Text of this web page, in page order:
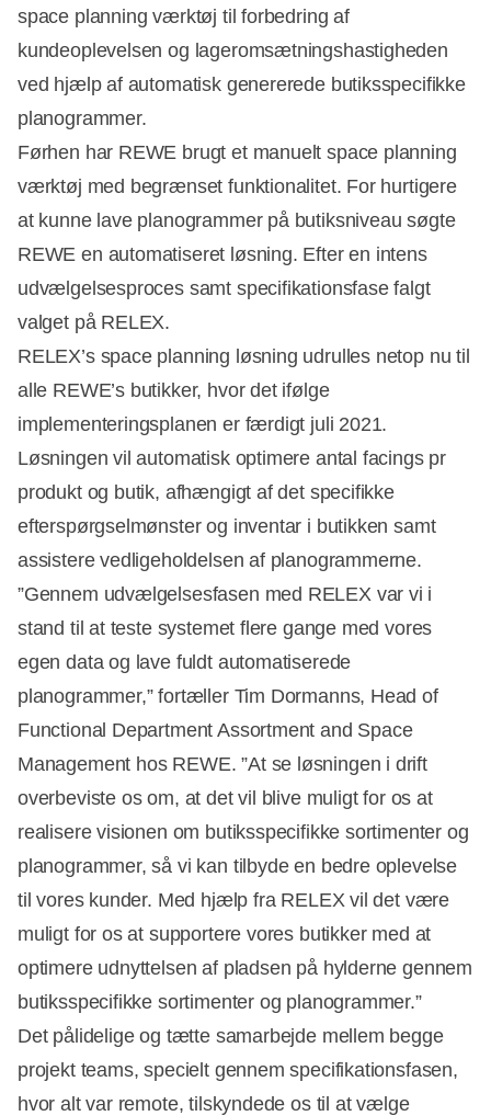
space planning værktøj til forbedring af
kundeoplevelsen og lageromsætningshastigheden
ved hjælp af automatisk genererede butiksspecifikke
planogrammer.
Førhen har REWE brugt et manuelt space planning
værktøj med begrænset funktionalitet. For hurtigere
at kunne lave planogrammer på butiksniveau søgte
REWE en automatiseret løsning. Efter en intens
udvælgelsesproces samt specifikationsfase falgt
valget på RELEX.
RELEX’s space planning løsning udrulles netop nu til
alle REWE’s butikker, hvor det ifølge
implementeringsplanen er færdigt juli 2021.
Løsningen vil automatisk optimere antal facings pr
produkt og butik, afhængigt af det specifikke
efterspørgselmønster og inventar i butikken samt
assistere vedligeholdelsen af planogrammerne.
”Gennem udvælgelsesfasen med RELEX var vi i
stand til at teste systemet flere gange med vores
egen data og lave fuldt automatiserede
planogrammer,” fortæller Tim Dormanns, Head of
Functional Department Assortment and Space
Management hos REWE. ”At se løsningen i drift
overbeviste os om, at det vil blive muligt for os at
realisere visionen om butiksspecifikke sortimenter og
planogrammer, så vi kan tilbyde en bedre oplevelse
til vores kunder. Med hjælp fra RELEX vil det være
muligt for os at supportere vores butikker med at
optimere udnyttelsen af pladsen på hylderne gennem
butiksspecifikke sortimenter og planogrammer.”
Det pålidelige og tætte samarbejde mellem begge
projekt teams, specielt gennem specifikationsfasen,
hvor alt var remote, tilskyndede os til at vælge